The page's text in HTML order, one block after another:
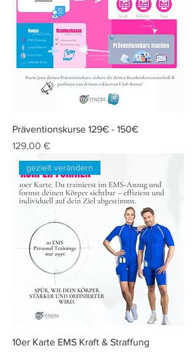
Präventionskurse 129€ - 150€
Preis
129,00 €
gezielt verändern
10er Karte EMS Kraft & Straffung